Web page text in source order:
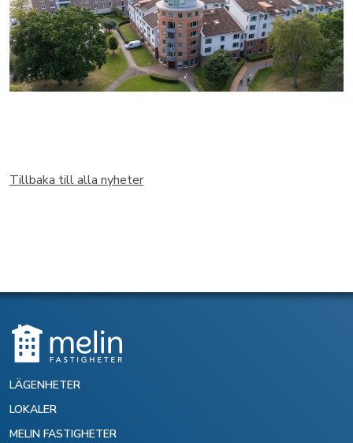
Tillbaka till alla nyheter
LÄGENHETER
LOKALER
MELIN FASTIGHETER